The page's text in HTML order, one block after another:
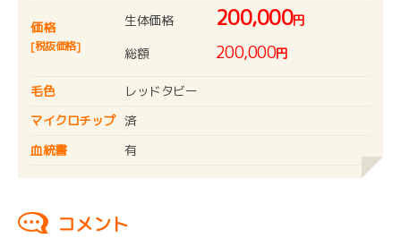
価格
[税抜価格]
生体価格 200,000円
総額
200,000円
毛色
レッドタビー
マイクロチップ 済
血統書
有
コメント